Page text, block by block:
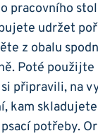
pracovního
udržet
z obalu
Poté použijte
připravili,‌ na
kam
potřeby.